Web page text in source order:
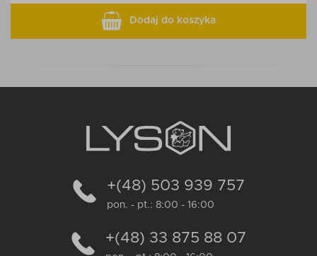
Dodaj do koszyka
+(48) 503 939 757
pon. - pt.: 8:00 - 16:00
+(48) 33 875 88 07